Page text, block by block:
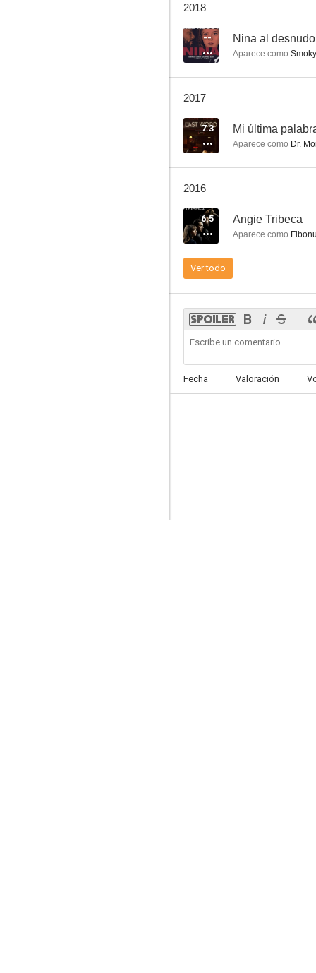
2018
-- Nina al desnudo
Aparece como Smoky
2017
7.3 Mi última
Aparece como Dr.
2016
6.5 Angie Tribeca
Aparece como
Ver todo
Fecha Valoración